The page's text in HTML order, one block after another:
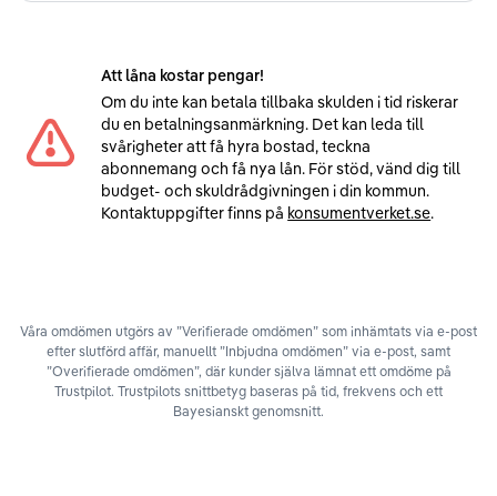
Att låna kostar pengar!
Om du inte kan betala tillbaka skulden i tid riskerar
du en betalningsanmärkning. Det kan leda till
svårigheter att få hyra bostad, teckna
abonnemang och få nya lån. För stöd, vänd dig till
budget- och skuldrådgivningen i din kommun.
Kontaktuppgifter finns på konsumentverket.se.
Våra omdömen utgörs av ”Verifierade omdömen” som inhämtats via e-post
efter slutförd affär, manuellt ”Inbjudna omdömen” via e-post, samt
”Overifierade omdömen”, där kunder själva lämnat ett omdöme på
Trustpilot. Trustpilots snittbetyg baseras på tid, frekvens och ett
Bayesianskt genomsnitt.